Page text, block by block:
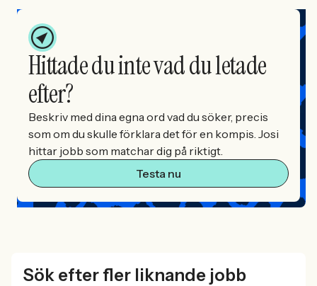
Hittade du inte vad du letade
efter?
Beskriv med dina egna ord vad du söker, precis
som om du skulle förklara det för en kompis. Josi
hittar jobb som matchar dig på riktigt.
Testa nu
Sök efter fler liknande jobb